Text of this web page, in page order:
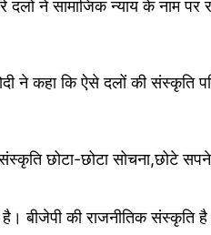
दलों ने सामाजिक न्याय के नाम
ने कहा कि ऐसे दलों की संस्कृति
संस्कृति छोटा-छोटा
बीजेपी की राजनीतिक संस्कृति